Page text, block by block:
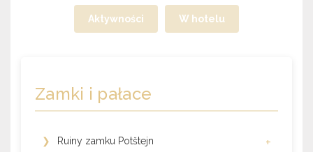
Aktywności W hotelu
Zamki i pałace
❯ Ruiny zamku Potštejn +